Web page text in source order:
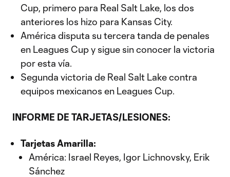
Cup, primero para Real Salt Lake, los dos
anteriores los hizo para Kansas City.
América disputa su tercera tanda de penales
en Leagues Cup y sigue sin conocer la victoria
por esta vía.
Segunda victoria de Real Salt Lake contra
equipos mexicanos en Leagues Cup.
INFORME DE TARJETAS/LESIONES:
Tarjetas Amarilla:
América: Israel Reyes, Igor Lichnovsky, Erik
Sánchez